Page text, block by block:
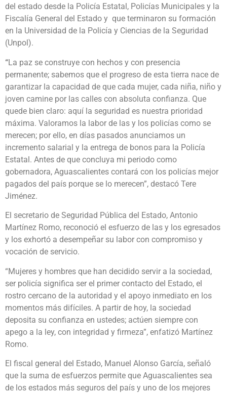
del estado desde la Policía Estatal, Policías Municipales y la
Fiscalía General del Estado y que terminaron su formación
en la Universidad de la Policía y Ciencias de la Seguridad
(Unpol).
“La paz se construye con hechos y con presencia
permanente; sabemos que el progreso de esta tierra nace de
garantizar la capacidad de que cada mujer, cada niña, niño y
joven camine por las calles con absoluta confianza. Que
quede bien claro: aquí la seguridad es nuestra prioridad
máxima. Valoramos la labor de las y los policías como se
merecen; por ello, en días pasados anunciamos un
incremento salarial y la entrega de bonos para la Policía
Estatal. Antes de que concluya mi periodo como
gobernadora, Aguascalientes contará con los policías mejor
pagados del país porque se lo merecen”, destacó Tere
Jiménez.
El secretario de Seguridad Pública del Estado, Antonio
Martínez Romo, reconoció el esfuerzo de las y los egresados
y los exhortó a desempeñar su labor con compromiso y
vocación de servicio.
“Mujeres y hombres que han decidido servir a la sociedad,
ser policía significa ser el primer contacto del Estado, el
rostro cercano de la autoridad y el apoyo inmediato en los
momentos más difíciles. A partir de hoy, la sociedad
deposita su confianza en ustedes; actúen siempre con
apego a la ley, con integridad y firmeza”, enfatizó Martínez
Romo.
El fiscal general del Estado, Manuel Alonso García, señaló
que la suma de esfuerzos permite que Aguascalientes sea
de los estados más seguros del país y uno de los mejores